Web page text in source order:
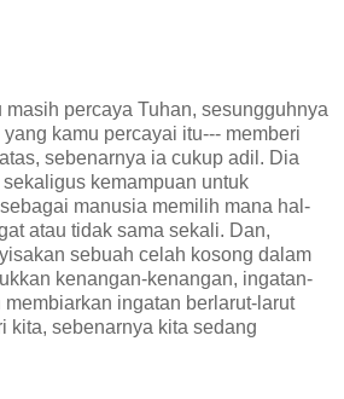
percaya Tuhan, sesungguhnya
kamu percayai itu--- memberi
sebenarnya ia cukup adil. Dia
kemampuan untuk
manusia memilih mana hal-
atau tidak sama sekali. Dan,
sebuah celah kosong dalam
kenangan-kenangan, ingatan-
ingatan berlarut-larut
kita, sebenarnya kita sedang